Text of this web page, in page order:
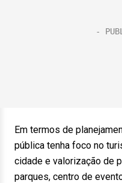
Em termos de
pública tenha foco no
cidade e valorização de
parques, centro de